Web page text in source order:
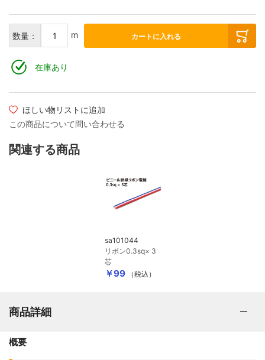
数量： m カートに入れる
在庫あり
ほしい物リストに追加
この商品について問い合わせる
関連する商品
sa101044
リボン0.3sq× 3
芯
￥99 （税込）
商品詳細
概要